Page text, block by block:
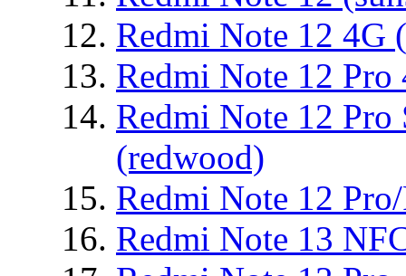
Redmi Note 12 4G
Redmi Note 12 Pro
Redmi Note 12 Pro
(redwood)
Redmi Note 12
Redmi Note 13